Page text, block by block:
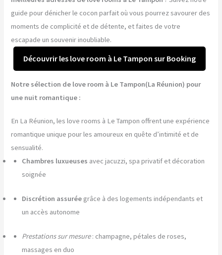
guide pour dénicher le cocon parfait où vous pourrez savourer des
moments de complicité et de détente, et faites de votre
escapade un souvenir inoubliable.
Découvrir les love room à Le Tampon sur Booking
Notre sélection de love room à Le Tampon(La Réunion) pour
une nuit romantique :
En La Réunion, les love rooms à Le Tampon offrent une expérience
romantique unique pour les amoureux en quête d’intimité et de
sensualité.
Chambres luxueuses avec jacuzzi, spa privatif et décoration
soignée
Discrétion assurée grâce à des logements indépendants et
un accès autonome
Prestations sur mesure: champagne, pétales de roses,
massages en duo